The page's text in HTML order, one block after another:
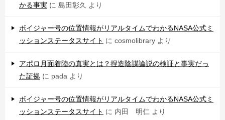
かる事実 に 島田彰久 より
ボイジャー号の位置情報がリアルタイムでわかるNASA公式ミ
ッションステータスサイト に cosmolibrary より
アポロ月面着陸の真実とは？捏造陰謀論説の検証と事実だっ
た証拠 に pada より
ボイジャー号の位置情報がリアルタイムでわかるNASA公式ミ
ッションステータスサイト に 内田 明仁 より